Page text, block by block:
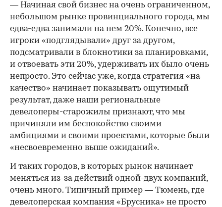
— Начиная свой бизнес на очень ограниченном,
небольшом рынке провинциального города, мы
едва-едва занимали на нем 20%. Конечно, все
игроки «подглядывали» друг за другом,
подсматривали в блокнотики за планировками,
и отвоевать эти 20%, удерживать их было очень
непросто. Это сейчас уже, когда стратегия «на
качество» начинает показывать ощутимый
результат, даже наши региональные
девелоперы-старожилы признают, что мы
причиняли им беспокойство своими
амбициями и своими проектами, которые были
«несвоевременно выше ожиданий».
И таких городов, в которых рынок начинает
меняться из-за действий одной-двух компаний,
очень много. Типичный пример — Тюмень, где
девелоперская компания «Брусника» не просто